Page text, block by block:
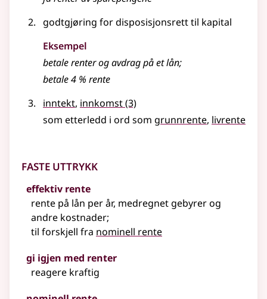
godtgjøring for disposisjonsrett til kapital
Eksempel
betalerenterog avdrag på et lån;
betale 4 % rente
inntekt, innkomst(3)
som etterledd i ord som grunnrente livrente
Faste uttrykk
effektiv rente
rente på lån per år, medregnet gebyrer og
andre kostnader;
til forskjell fra nominell rente
gi igjen med renter
reagere kraftig